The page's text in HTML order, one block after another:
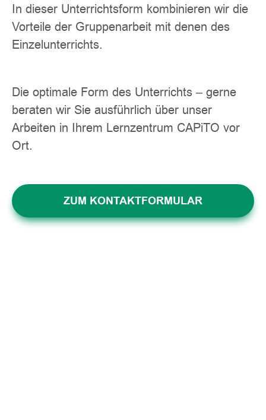
In dieser Unterrichtsform kombinieren wir die
Vorteile der Gruppenarbeit mit denen des
Einzelunterrichts.
Die optimale Form des Unterrichts – gerne
beraten wir Sie ausführlich über unser
Arbeiten in Ihrem Lernzentrum CAPiTO vor
Ort.
ZUM KONTAKTFORMULAR